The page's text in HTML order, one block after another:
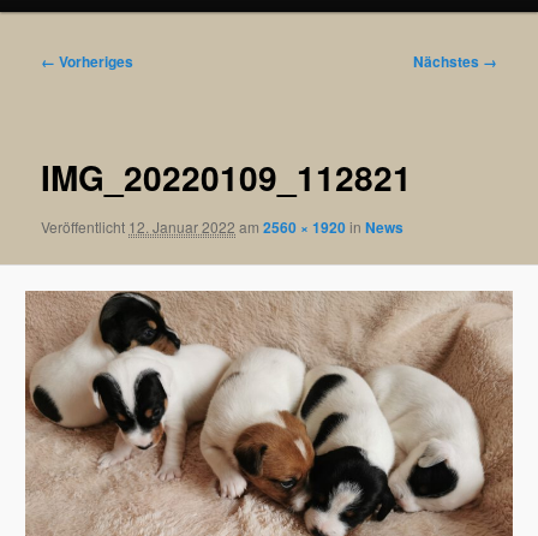
Bilder-
← Vorheriges Nächstes →
IMG_20220109_112821
Veröffentlicht 12. Januar 2022 am2560 × 1920inNews